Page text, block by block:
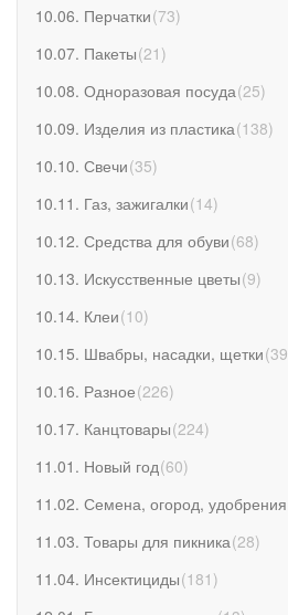
10.06. Перчатки(73)
10.07. Пакеты(21 )
10.08. Одноразовая посуда(25)
10.09. Изделия из пластика(138)
10.10. Свечи(35)
10.11. Газ, зажигалки(14)
10.12. Средства для обуви(68)
10.13. Искусственные цветы(9)
10.14. Клеи(10)
10.15. Швабры, насадки, щетки(39
10.16. Разное(226)
10.17. Канцтовары(224)
11.01. Новый год(60)
11.02. Семена, огород, удобрения
11.03. Товары для пикника(28)
11.04. Инсектициды(181 )